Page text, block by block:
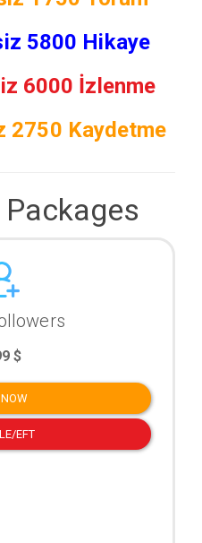
5800 Hikaye
6000 İzlenme
2750 Kaydetme
$
EFT